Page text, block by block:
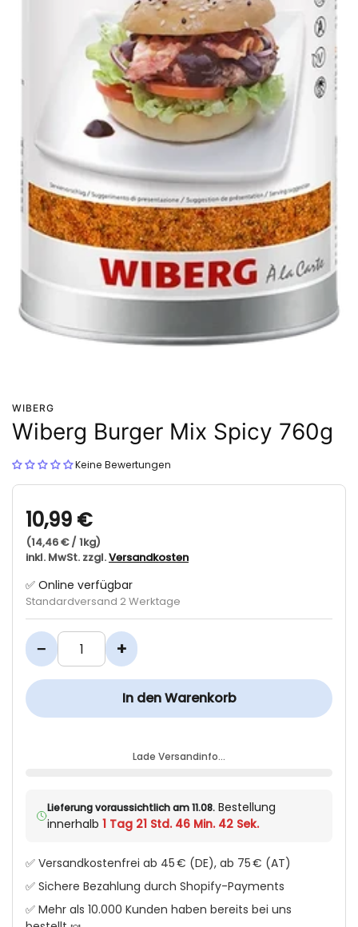
WIBERG
Wiberg Burger Mix Spicy 760g
Keine Bewertungen
10,99 €
(14,46 € / 1kg)
inkl. MwSt. zzgl.Versandkosten
✅ Online verfügbar
Standardversand 2 Werktage
− +
In den Warenkorb
Lade Versandinfo…
Lieferung voraussichtlich am 11.08. Bestellung
innerhalb1 Tag 21 Std. 46 Min. 41 Sek.
✅ Versandkostenfrei ab 45 € (DE), ab 75 € (AT)
✅ Sichere Bezahlung durch Shopify-Payments
✅ Mehr als 10.000 Kunden haben bereits bei uns